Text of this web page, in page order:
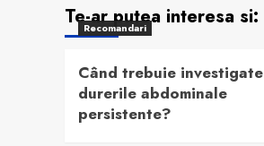
Te-ar putea interesa si:
Recomandari
Când trebuie investigate
durerile abdominale
persistente?